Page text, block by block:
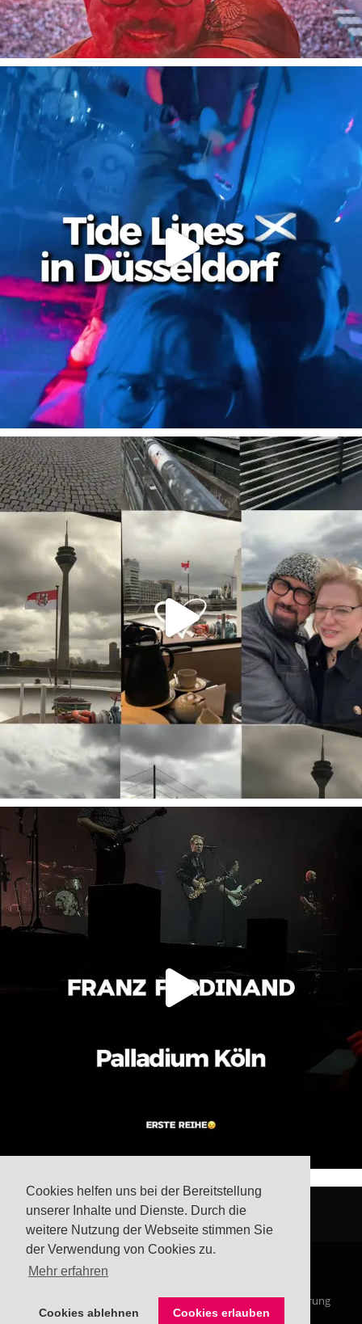
Cookies helfen uns bei der Bereitstellung
unserer Inhalte und Dienste. Durch die
weitere Nutzung der Webseite stimmen Sie
der Verwendung von Cookies zu.
Mehr erfahren
Cookies ablehnen Cookies erlauben
Impressum Datenschutzerklärung